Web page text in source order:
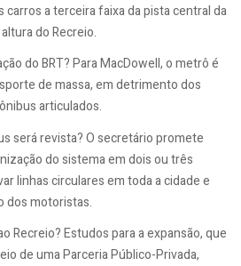
a terceira faixa da pista central da
do Recreio.
do BRT? Para MacDowell, o metrô é
de massa, em detrimento dos
articulados.
será revista? O secretário promete
do sistema em dois ou três
linhas circulares em toda a cidade e
dos motoristas.
Recreio? Estudos para a expansão, que
de uma Parceria Público-Privada,